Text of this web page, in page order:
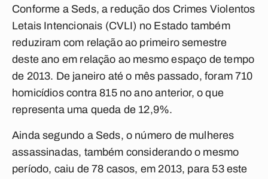
Conforme a Seds, a redução dos Crimes Violentos
Letais Intencionais (CVLI) no Estado também
reduziram com relação ao primeiro semestre
deste ano em relação ao mesmo espaço de tempo
de 2013. De janeiro até o mês passado, foram 710
homicídios contra 815 no ano anterior, o que
representa uma queda de 12,9%.
Ainda segundo a Seds, o número de mulheres
assassinadas, também considerando o mesmo
período, caiu de 78 casos, em 2013, para 53 este